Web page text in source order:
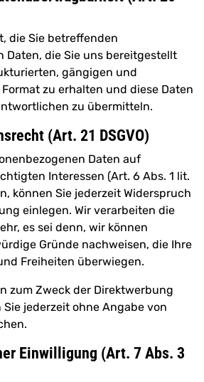
die Sie betreffenden
Daten, die Sie uns bereitgestellt
gängigen und
zu erhalten und diese Daten
zu übermitteln.
(Art. 21 DSGVO)
Daten auf
Interessen (Art. 6 Abs. 1 lit.
können Sie jederzeit Widerspruch
einlegen. Wir verarbeiten die
es sei denn, wir können
Gründe nachweisen, die Ihre
Freiheiten überwiegen.
zum Zweck der Direktwerbung
jederzeit ohne Angabe von
Einwilligung (Art. 7 Abs. 3